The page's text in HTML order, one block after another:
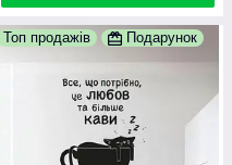
Топ продажів Подарунок